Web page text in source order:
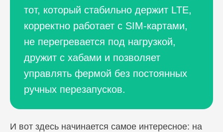
тот, который стабильно держит LTE,
корректно работает с SIM-картами,
не перегревается под нагрузкой,
дружит с хабами и позволяет
управлять фермой без постоянных
ручных перезапусков.
И вот здесь начинается самое интересное: на